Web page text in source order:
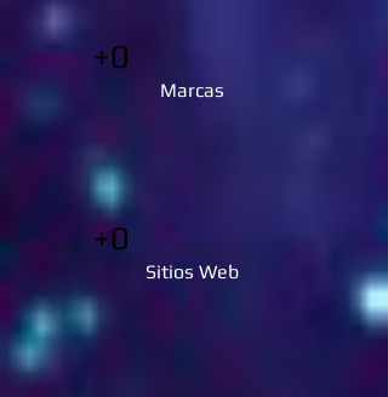
Marcas
+0
Sitios Web
+0